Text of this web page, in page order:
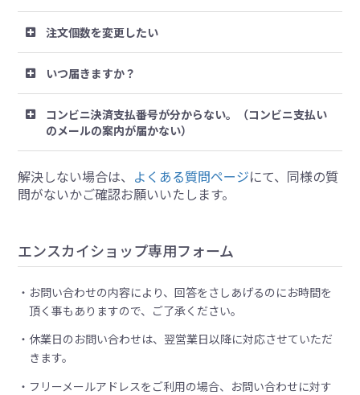
注文個数を変更したい
いつ届きますか？
コンビニ決済支払番号が分からない。（コンビニ支払い
のメールの案内が届かない）
解決しない場合は、 よくある質問ページにて、同様の質
問がないかご確認お願いいたします。
エンスカイショップ専用フォーム
お問い合わせの内容により、回答をさしあげるのにお時間を
頂く事もありますので、ご了承ください。
休業日のお問い合わせは、翌営業日以降に対応させていただ
きます。
フリーメールアドレスをご利用の場合、お問い合わせに対す